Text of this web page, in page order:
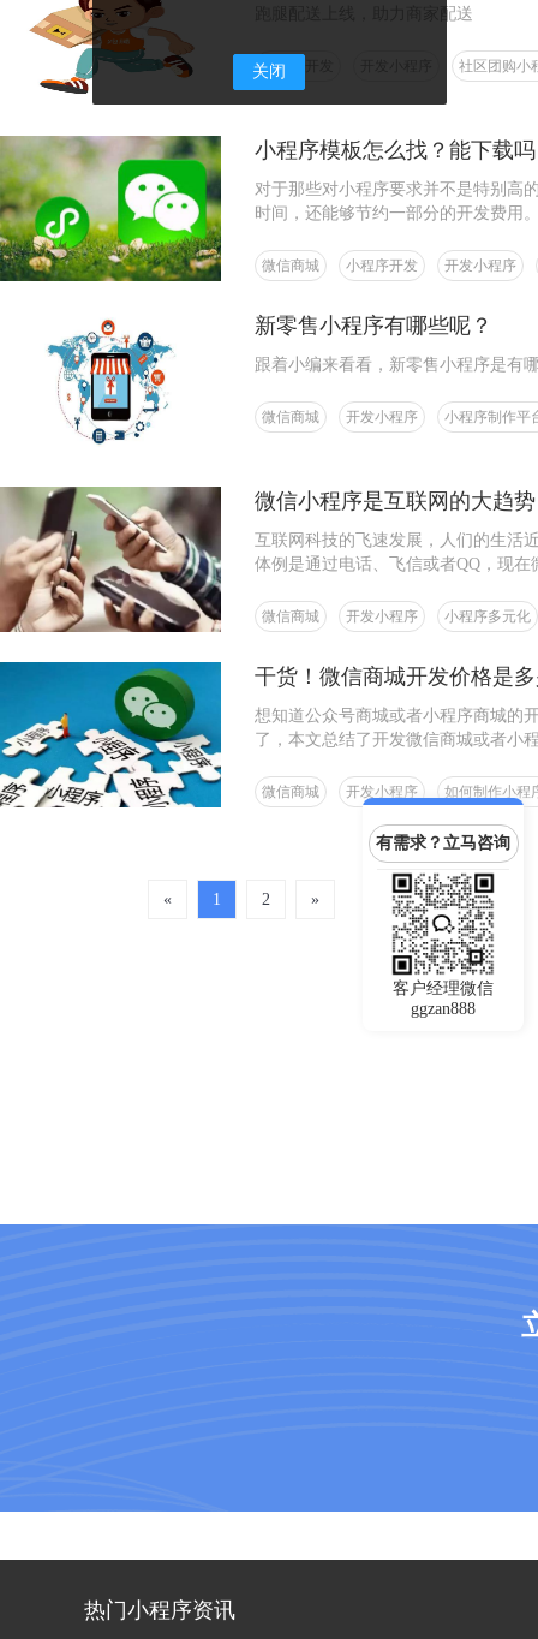
跑腿配送上线，助力商家配送
小程序开发 社区团购小
小程序模板怎么找？能下载
对于那些对小程序要求并不是特别高
时间，还能够节约一部分的开发费用
微信商城 小程序开发 开发小程序
新零售小程序有哪些呢？
跟着小编来看看，新零售小程序是
微信商城 开发小程序 小程序制作平
微信小程序是互联网的大趋势
互联网科技的飞速发展，人们的生活
体例是通过电话、飞信或者QQ，现
微信商城 开发小程序 小程序多元化
干货！微信商城开发价格是
想知道公众号商城或者小程序商城的
了，本文总结了开发微信商城或者小
微信商城 开发小程序 如何制作小程
« 1 2 »
有需求？立马咨询
客户经理微信
ggzan888
关闭
热门小程序资讯